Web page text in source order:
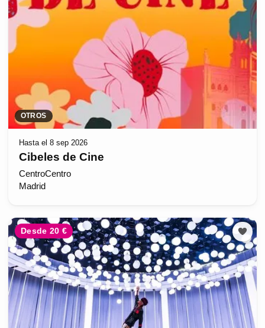
OTROS
Hasta el 8 sep 2026
Cibeles de Cine
CentroCentro
Madrid
Desde 20 €